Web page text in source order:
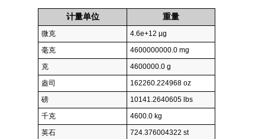
计量单位 重量
微克
4.6e+12 µg
毫克
4600000000.0 mg
克
4600000.0 g
盎司
162260.224968 oz
磅
10141.2640605 lbs
千克
4600.0 kg
英石
724.376004322 st